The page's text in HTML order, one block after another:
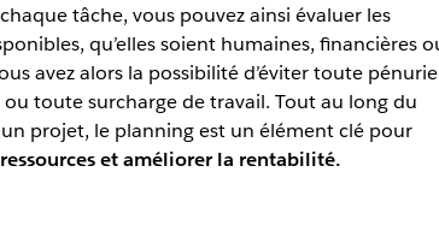
tâche, vous pouvez ainsi évaluer les
qu’elles soient humaines, financières
avez alors la possibilité d’éviter toute pénurie
ou toute surcharge de travail. Tout au long du
projet, le planning est un élément clé pour
et améliorer la rentabilité.